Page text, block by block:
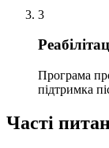
3
Програма
підтримка
Часті